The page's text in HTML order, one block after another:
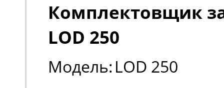
Комплектовщик
LOD 250
Модель: LOD 250